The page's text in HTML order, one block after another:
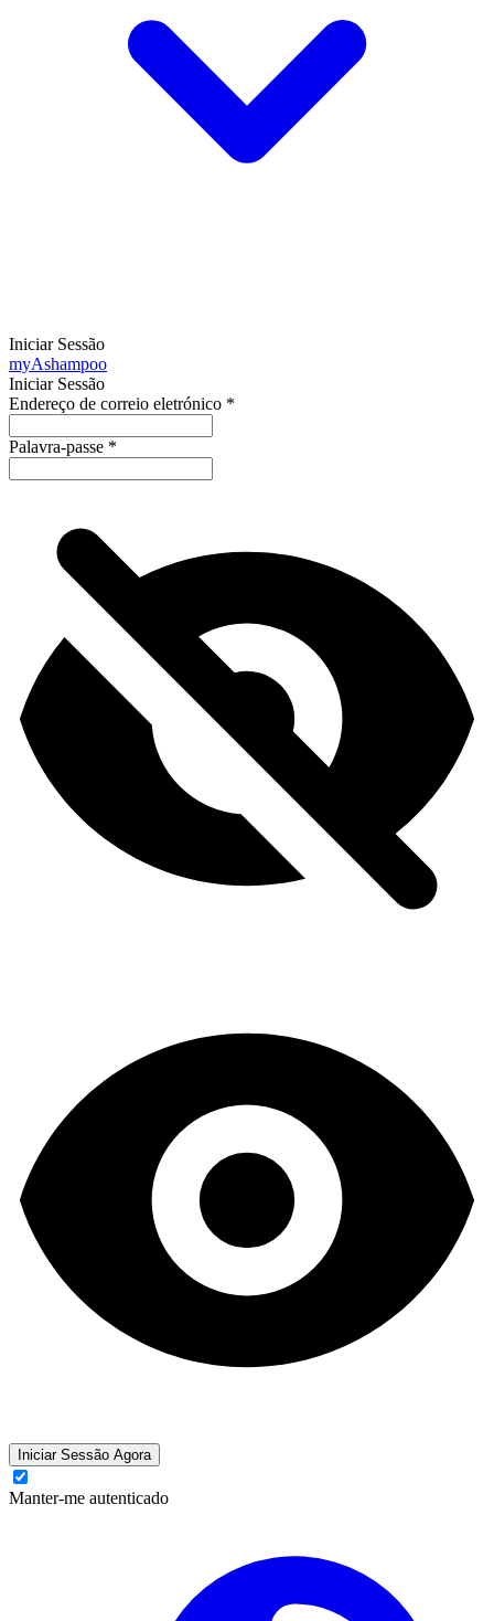
Iniciar Sessão
myAshampoo
Iniciar Sessão
Endereço de correio eletrónico *
Palavra-passe *
Iniciar Sessão Agora
Manter-me autenticado